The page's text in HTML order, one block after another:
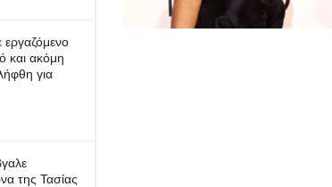
και ακόμη
για
της Τασίας